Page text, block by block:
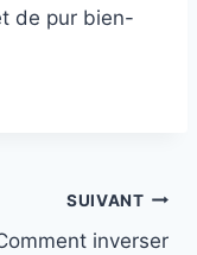
de pur bien-
SUIVANT
inverser